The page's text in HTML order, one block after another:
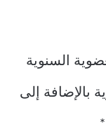
السنوية
بالإضافة إلى